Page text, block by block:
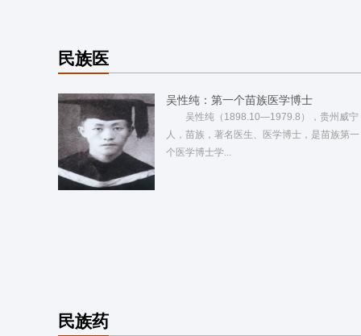
民族医
吴性纯：第一个苗族医学博士
吴性纯（1898.10—1979.8），贵州威宁
人，苗族，著名医生、医学博士，是苗族第一
个医学博士学...
民族药